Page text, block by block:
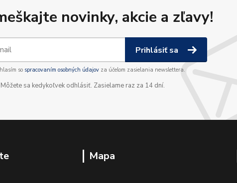
novinky, akcie a zľavy!
Prihlásiť sa
so spracovaním osobných údajovza účelom zasielania newslettera.
Môžete sa kedykoľvek odhlásiť. Zasielame raz za 14 dní.
Mapa